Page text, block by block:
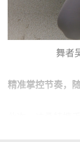
舞者
精准掌控节奏，
此次，迪桑特携